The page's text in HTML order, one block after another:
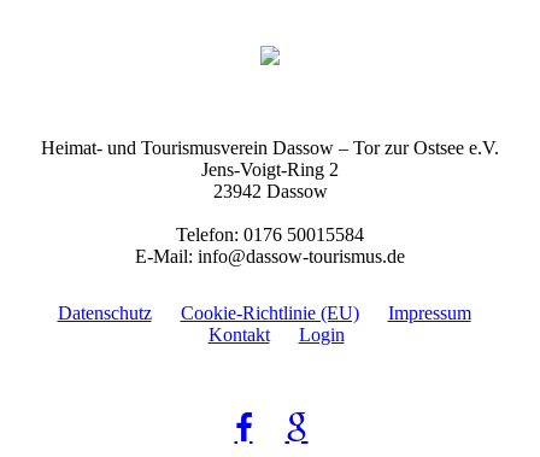
Heimat- und Tourismusverein Dassow – Tor zur Ostsee e.V.
Jens-Voigt-Ring 2
23942 Dassow
Telefon: 0176 50015584
E-Mail: info@dassow-tourismus.de
Datenschutz Cookie-Richtlinie (EU)
Impressum
Kontakt
Login